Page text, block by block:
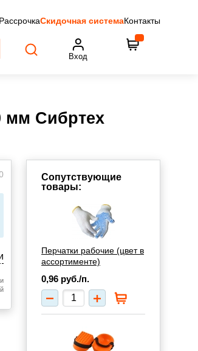
РассрочкаСкидочная системаКонтакты
Вход
мм Сибртех
Сопутствующие
товары:
Перчатки рабочие (цвет в
ассортименте)
0,96 руб./п.